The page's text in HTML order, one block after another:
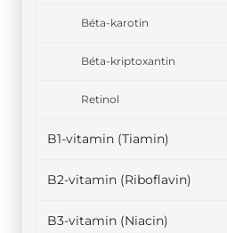
Béta-karotin
Béta-kriptoxantin
Retinol
B1-vitamin (Tiamin)
B2-vitamin (Riboflavin)
B3-vitamin (Niacin)